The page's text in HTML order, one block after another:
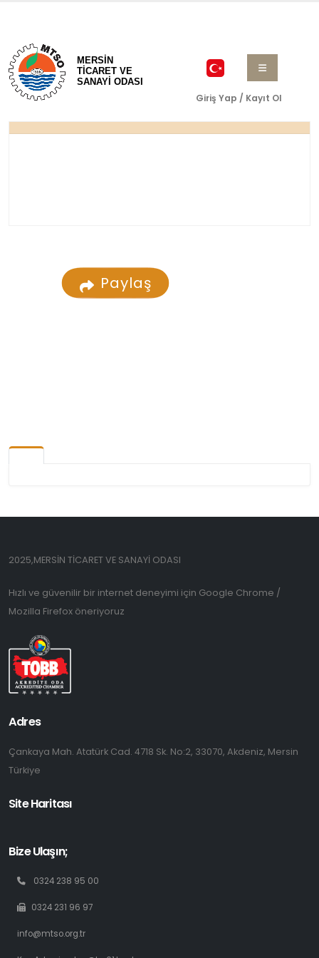
MERSİN
TİCARET VE
SANAYİ ODASI
Giriş Yap / Kayıt Ol
Paylaş
2025,MERSİN TİCARET VE SANAYİ ODASI
Hızlı ve güvenilir bir internet deneyimi için Google Chrome /
Mozilla Firefox öneriyoruz
Adres
Çankaya Mah. Atatürk Cad. 4718 Sk. No:2, 33070, Akdeniz, Mersin
Türkiye
Site Haritası
Bize Ulaşın;
0324 238 95 00
0324 231 96 97
info@mtso.org.tr